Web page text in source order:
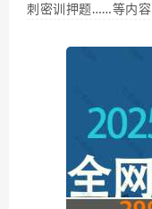
刺密训押题……等内容